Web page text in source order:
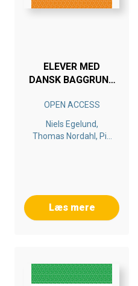
ELEVER MED
DANSK BAGGRUND
INDVANDRERBAGGRUND
OPEN ACCESS
Niels Egelund,
Thomas Nordahl, Pia
Læs mere